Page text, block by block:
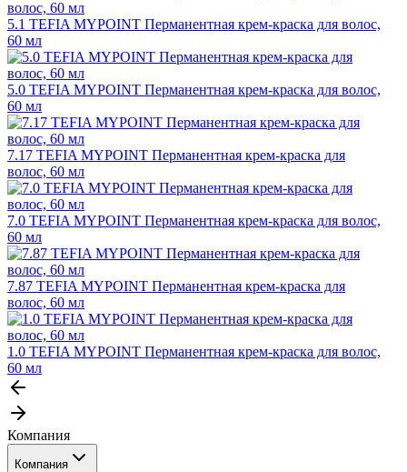
5.1 TEFIA MYPOINT Перманентная крем-краска для волос,
60 мл
5.0 TEFIA MYPOINT Перманентная крем-краска для волос,
60 мл
7.17 TEFIA MYPOINT Перманентная крем-краска для
волос, 60 мл
7.0 TEFIA MYPOINT Перманентная крем-краска для волос,
60 мл
7.87 TEFIA MYPOINT Перманентная крем-краска для
волос, 60 мл
1.0 TEFIA MYPOINT Перманентная крем-краска для волос,
60 мл
Компания
Компания